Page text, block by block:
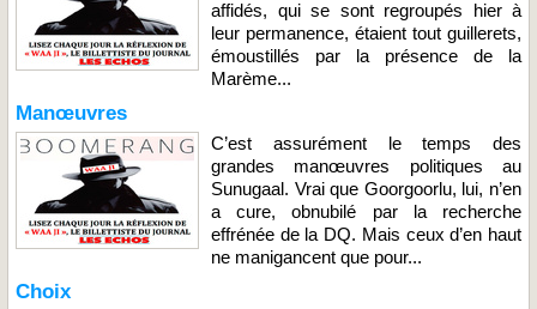
affidés, qui se sont regroupés hier à
leur permanence, étaient tout guillerets,
émoustillés par la présence de la
Marème...
Manœuvres
C’est assurément le temps des
grandes manœuvres politiques au
Sunugaal. Vrai que Goorgoorlu, lui, n’en
a cure, obnubilé par la recherche
effrénée de la DQ. Mais ceux d’en haut
ne manigancent que pour...
Choix